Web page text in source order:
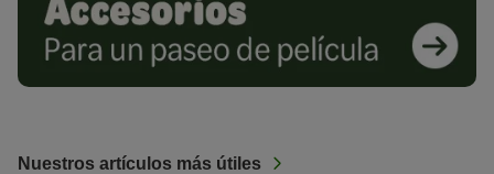
Nuestros artículos más útiles